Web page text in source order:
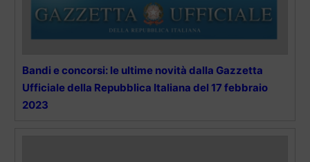
Bandi e concorsi: le ultime novità dalla Gazzetta
Ufficiale della Repubblica Italiana del 17 febbraio
2023